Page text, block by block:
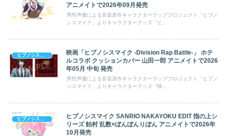
アニメイトで2026年09月発売
男性声優による音楽原作キャラクターラッププロジェクト「ヒプノ
シスマイク」よりキャラクターグッズ『ヒ...
映画「ヒプノシスマイク -Division Rap Battle-」 ホテ
ルコラボ クッションカバー 山田一郎 アニメイトで2026
年05月 中旬 発売
男性声優による音楽原作キャラクターラッププロジェクト「ヒプノ
シスマイク」よりキャラクターグッズ『映...
ヒプノシスマイク SANRIO NAKAYOKU EDIT 指の上シ
リーズ 飴村 乱数×ぼんぼんりぼん アニメイトで2026年
10月発売